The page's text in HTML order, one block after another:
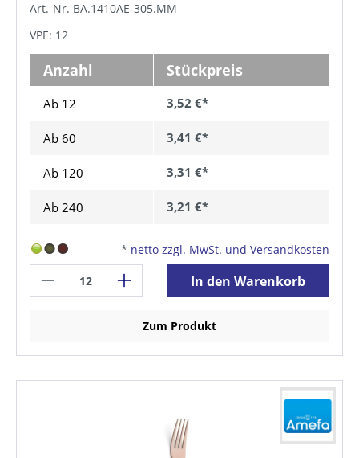
Art.-Nr. BA.1410AE-305.MM
VPE: 12
Anzahl Stückpreis
Ab 12 3,52 €*
Ab 60 3,41 €*
Ab 120 3,31 €*
Ab 240 3,21 €*
* netto zzgl. MwSt. und Versandkosten
In den Warenkorb
Zum Produkt